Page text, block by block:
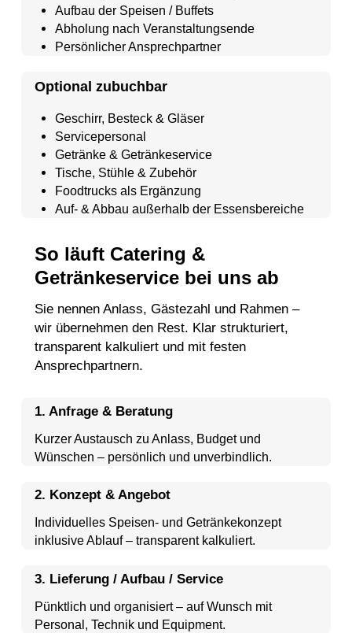
Aufbau der Speisen / Buffets
Abholung nach Veranstaltungsende
Persönlicher Ansprechpartner
Optional zubuchbar
Geschirr, Besteck&Gläser
Servicepersonal
Getränke & Getränkeservice
Tische, Stühle & Zubehör
Foodtrucksals Ergänzung
Auf- & Abbau außerhalb der Essensbereiche
So läuft Catering &
Getränkeservice bei uns ab
Sie nennen Anlass, Gästezahl und Rahmen –
wir übernehmen den Rest. Klar strukturiert,
transparent kalkuliert und mit festen
Ansprechpartnern.
1. Anfrage & Beratung
Kurzer Austausch zu Anlass, Budget und
Wünschen – persönlich und unverbindlich.
2. Konzept & Angebot
Individuelles Speisen- und Getränkekonzept
inklusive Ablauf – transparent kalkuliert.
3. Lieferung / Aufbau / Service
Pünktlich und organisiert – auf Wunsch mit
Personal, Technik und Equipment.